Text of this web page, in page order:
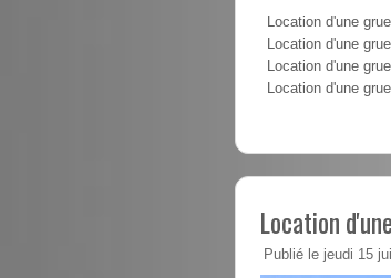
Location d'une
Location d'une
Location d'une
Location d'une
Location
Publié le jeudi 15